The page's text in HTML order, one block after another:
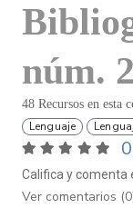
núm.
48 Recursos en esta
Lenguaje
Califica y comenta
Ver comentarios